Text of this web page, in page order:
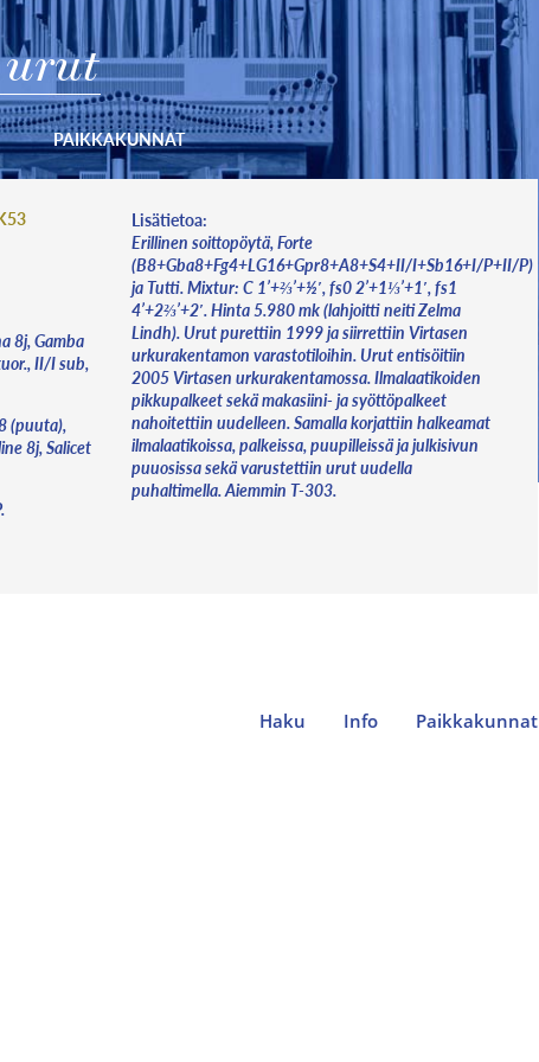
urut
PAIKKAKUNNAT
8j, Gamba
II/I sub,
(puuta),
8j, Salicet
Lisätietoa:
Erillinen soittopöytä, Forte
(B8+Gba8+Fg4+LG16+Gpr8+A8+S4+II/I+Sb16+I/P+II/P)
ja Tutti. Mixtur: C 1’+⅔’+½′, fs0 2’+1⅓’+1′, fs1
4’+2⅔’+2′. Hinta 5.980 mk (lahjoitti neiti Zelma
Lindh). Urut purettiin 1999 ja siirrettiin Virtasen
urkurakentamon varastotiloihin. Urut entisöitiin
2005 Virtasen urkurakentamossa. Ilmalaatikoiden
pikkupalkeet sekä makasiini- ja syöttöpalkeet
nahoitettiin uudelleen. Samalla korjattiin halkeamat
ilmalaatikoissa, palkeissa, puupilleissä ja julkisivun
puuosissa sekä varustettiin urut uudella
puhaltimella. Aiemmin T-303.
Haku Info Paikkakunnat